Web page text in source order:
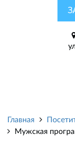
Главная
Мужская